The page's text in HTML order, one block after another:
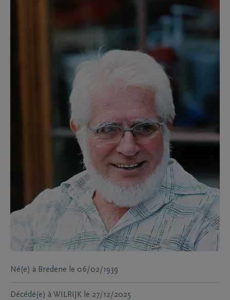
Né(e) à Bredene le 06/02/1939
Décédé(e) à WILRIJK le 27/12/2025